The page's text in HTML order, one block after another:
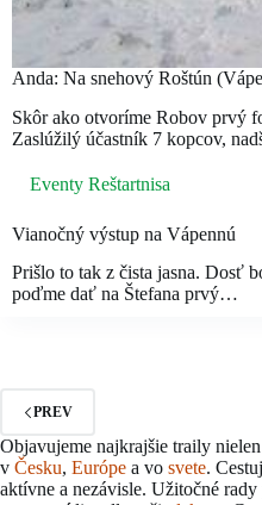
Anda: Na snehový Roštún
Skôr ako otvoríme Robov prvý
Zaslúžilý účastník 7 kopcov,
Eventy Reštartnisa
Vianočný výstup na Vápennú
Prišlo to tak z čista jasna. Dosť
poďme dať na Štefana prvý…
PREV
Objavujeme najkrajšie traily
v Česku, Európe a vo svete.
aktívne a nezávisle. Užitočné